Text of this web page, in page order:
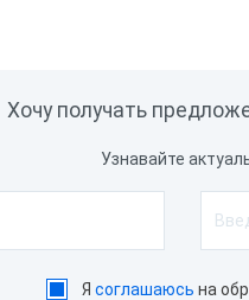
Хочу получать
Узнавайте
Я соглашаюсь на